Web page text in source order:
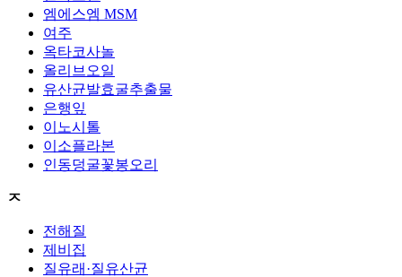
엠에스엠 MSM
여주
옥타코사놀
올리브오일
유산균발효굴추출물
은행잎
이노시톨
이소플라본
인동덩굴꽃봉오리
ㅈ
전해질
제비집
질유래·질유산균